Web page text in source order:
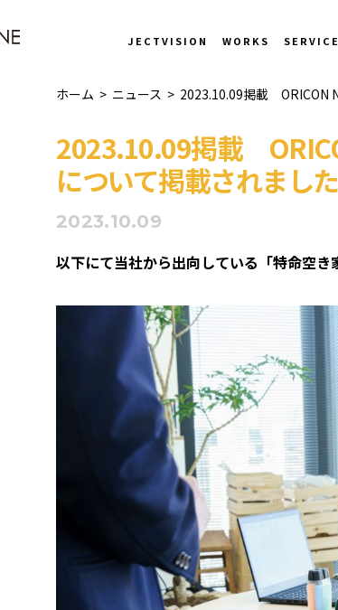
JECTVISION WORKS SERVICE
ホーム > ニュース > 2023.10.09掲載 ORICON
2023.10.09掲載
について掲載されました
2023.10.09
以下にて当社から出向している「特命空き